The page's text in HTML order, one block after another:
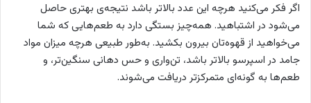
اگر فکر می‌کنید هرچه این عدد بالاتر باشد نتیجه‌ی بهتری حاصل
می‌شود در اشتباهید. همه‌چیز بستگی دارد به طعم‌هایی که شما
می‌خواهید از قهوه‌تان بیرون بکشید. به‌طور طبیعی هرچه میزان مواد
جامد در اسپرسو بالاتر باشد، تن‌واری و حس دهانی سنگین‌تر، و
طعم‌ها به گونه‌ای متمرکزتر دریافت می‌شوند.